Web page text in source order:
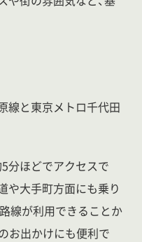
線と東京メトロ千代田
分ほどでアクセスで
や大手町方面にも乗り
線が利用できることか
お出かけにも便利で